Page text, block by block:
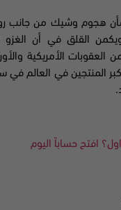
هجوم وشيك من جانب
ويكمن القلق في أن
الأمريكية
المنتجين في العالم في
افتح حساباً اليوم